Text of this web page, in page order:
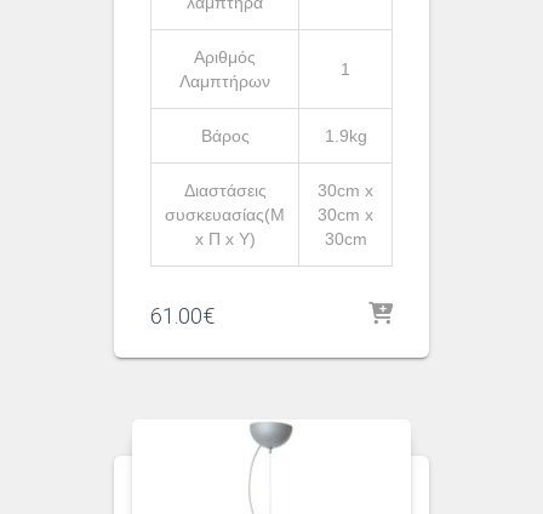
Αριθμός
Λαμπτήρων
1
Βάρος 1.9kg
Διαστάσεις
συσκευασίας(Μ
x Π x Υ)
30cm x
30cm x
30cm
61.00€